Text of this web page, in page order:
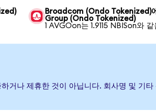
Broadcom (Ondo Tokenized)
Group (Ondo Tokenized)
1 AVGOon는 1.9115 NBISon와 같
거나 제휴한 것이 아닙니다. 회사명 및 기